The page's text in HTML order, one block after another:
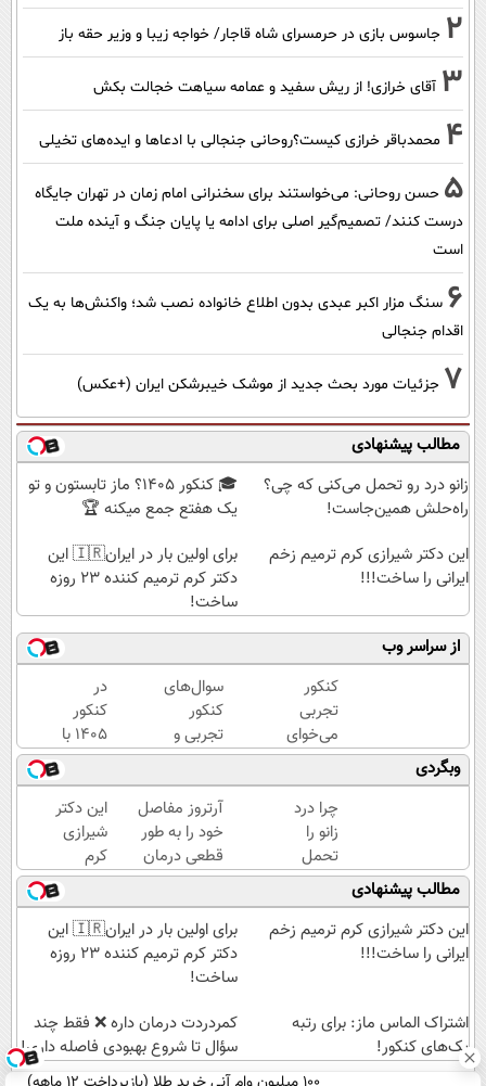
2 جاسوس بازی در حرمسرای شاه قاجار/ خواجه زیبا و وزیر حقه باز
3 آقای خرازی! از ریش سفید و عمامه سیاهت خجالت بکش
4 محمدباقر خرازی کیست؟روحانی جنجالی با ادعاها و ایده‌های تخیلی
5 حسن روحانی: می‌خواستند برای سخنرانی امام زمان در تهران جایگاه
درست کنند/ تصمیم‌گیر اصلی برای ادامه یا پایان جنگ و آینده ملت
است
6 سنگ مزار اکبر عبدی بدون اطلاع خانواده نصب شد؛ واکنش‌ها به یک
اقدام جنجالی
7 جزئیات مورد بحث جدید از موشک خیبرشکن ایران (+عکس)
مطالب پیشنهادی
زانو درد رو تحمل می‌کنی که چی؟
راه‌حلش همین‌جاست!
🎓 کنکور ۱۴۰5؟ ماز تابستون و تو
یک هفتع جمع میکنه 🏆
این دکتر شیرازی کرم ترمیم زخم
ایرانی را ساخت!!!
برای اولین بار در ایران🇮🇷 این
دکتر کرم ترمیم کننده 23 روزه
ساخت!
از سراسر وب
کنکور
تجربی
می‌خوای
یا
پزشکی؟
با ماز
رتبه 1
شو
سوال‌های
کنکور
تجربی و
ریاضی در
پکیج ماز
در
کنکور
1405 با
ماز
دانشگاه
تهران
قبول
شو 😎
وبگردی
چرا درد
زانو را
تحمل
می‌کنی؟
خیلی
ساده
آرتروز مفاصل
خود را به طور
قطعی درمان
کنید!
◗پرسش‌نامه◖
این دکتر
شیرازی
کرم
ترمیم
زخم
ایرانی را
ساخت!!!
مطالب پیشنهادی
این دکتر شیرازی کرم ترمیم زخم
ایرانی را ساخت!!!
برای اولین بار در ایران🇮🇷 این
دکتر کرم ترمیم کننده 23 روزه
ساخت!
اشتراک الماس ماز: برای رتبه
یک‌های کنکور!
‌کمردردت درمان داره ❌ فقط چند
سؤال تا شروع بهبودی فاصله‌ داری!